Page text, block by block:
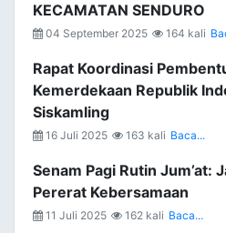
KECAMATAN SENDURO
04 September 2025 164 kali
Rapat Koordinasi
Kemerdekaan Republik
Siskamling
16 Juli 2025 163 kali Baca...
Senam Pagi Rutin Jum’at:
Pererat Kebersamaan
11 Juli 2025 162 kali Baca...